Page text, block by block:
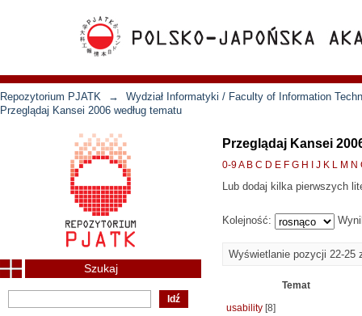
Repozytorium PJATK →
Wydział Informatyki / Faculty of Information
Przeglądaj Kansei 2006 według tematu
Przeglądaj Kansei
0-9A B C D E F G H J K L M N
Lub dodaj kilka pierwszych
Kolejność:
Wyświetlanie pozycji 22-25
Temat
usability [8]
Szukaj